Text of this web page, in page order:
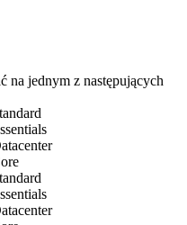
na jednym z następujących